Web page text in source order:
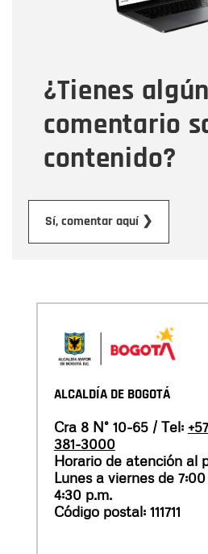
¿Tienes algún
comentario
contenido?
Sí, comentar aquí ❯
Tipo de comentario
Mensaje
ALCALDÍA DE BOGOTÁ
Cra 8 N° 10-65 / Tel:
381-3000
Horario de atención al
Lunes a viernes de
4:30 p.m.
Código postal: 111711